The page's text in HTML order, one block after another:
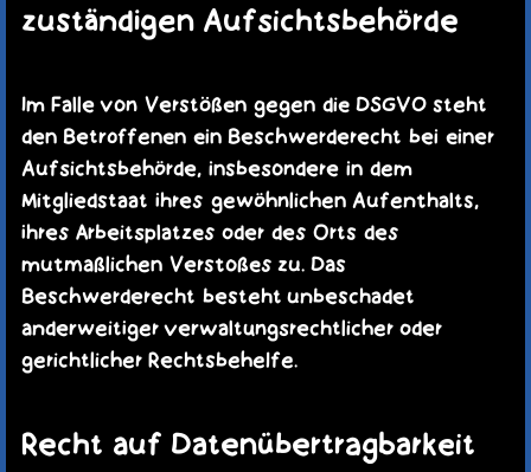
zuständigen Aufsichtsbehörde
Im Falle von Verstößen gegen die DSGVO steht
den Betroffenen ein Beschwerderecht bei einer
Aufsichtsbehörde, insbesondere in dem
Mitgliedstaat ihres gewöhnlichen Aufenthalts,
ihres Arbeitsplatzes oder des Orts des
mutmaßlichen Verstoßes zu. Das
Beschwerderecht besteht unbeschadet
anderweitiger verwaltungsrechtlicher oder
gerichtlicher Rechtsbehelfe.
Recht auf Datenübertragbarkeit